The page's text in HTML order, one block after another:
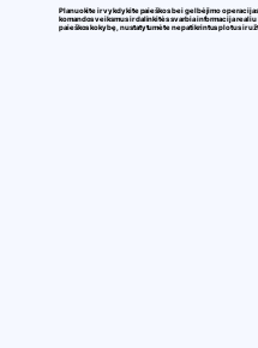
Planuokite ir vykdykite paieškos bei gelbėjimo
komandos veiksmus ir dalinkitės svarbia informacija
paieškos kokybę, nustatytumėte nepatikrintus plotus ir